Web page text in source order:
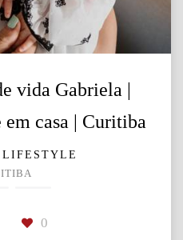
vida Gabriela |
casa | Curitiba
LIFESTYLE
0